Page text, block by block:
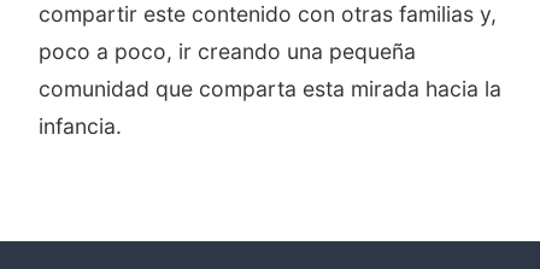
compartir este contenido con otras familias y,
poco a poco, ir creando una pequeña
comunidad que comparta esta mirada hacia la
infancia.